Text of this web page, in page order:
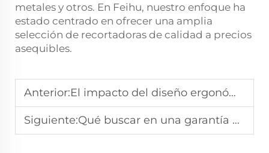
metales y otros. En Feihu, nuestro enfoque ha
estado centrado en ofrecer una amplia
selección de recortadoras de calidad a precios
asequibles.
Anterior:El impacto del diseño ergonómico en la productividad diaria con recortadoras de hilo inalámbricas
Siguiente:Qué buscar en una garantía al comprar recortadoras de césped para jardín en grandes cantidades